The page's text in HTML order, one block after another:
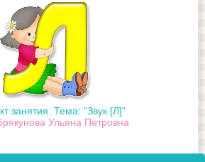
занятия. Тема: "Звук [Л]"
Ульяна Петровна